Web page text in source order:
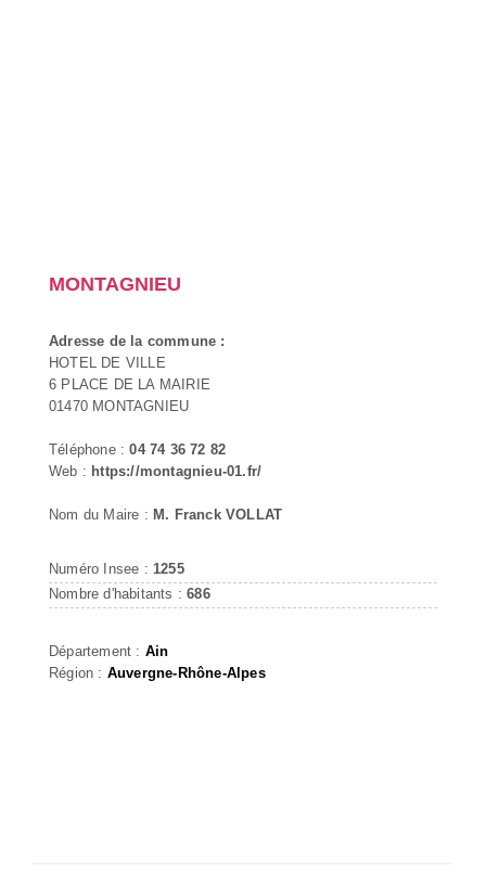
MONTAGNIEU
Adresse de la commune :
HOTEL DE VILLE
6 PLACE DE LA MAIRIE
01470 MONTAGNIEU
Téléphone :04 74 36 72 82
Web : https://montagnieu-01.fr/
Nom du Maire : M. Franck VOLLAT
Numéro Insee : 1255
Nombre d'habitants :686
Département : Ain
Région : Auvergne-Rhône-Alpes